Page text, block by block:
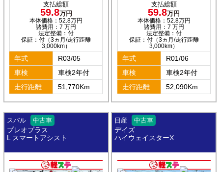
支払総額
59.8万円
本体価格：52.8万円
諸費用：7 万円
法定整備：付
保証：付（3ヵ月/走行距離
3,000km）
年式
R03/05
車検
車検2年付
走行距離
51,770Km
支払総額
59.8万円
本体価格：52.8万円
諸費用：7 万円
法定整備：付
保証：付（3ヵ月/走行距離
3,000km）
年式
R01/06
車検
車検2年付
走行距離
52,090Km
スバル 中古車
プレオプラス
L スマートアシスト
日産 中古車
デイズ
ハイウェイスターX